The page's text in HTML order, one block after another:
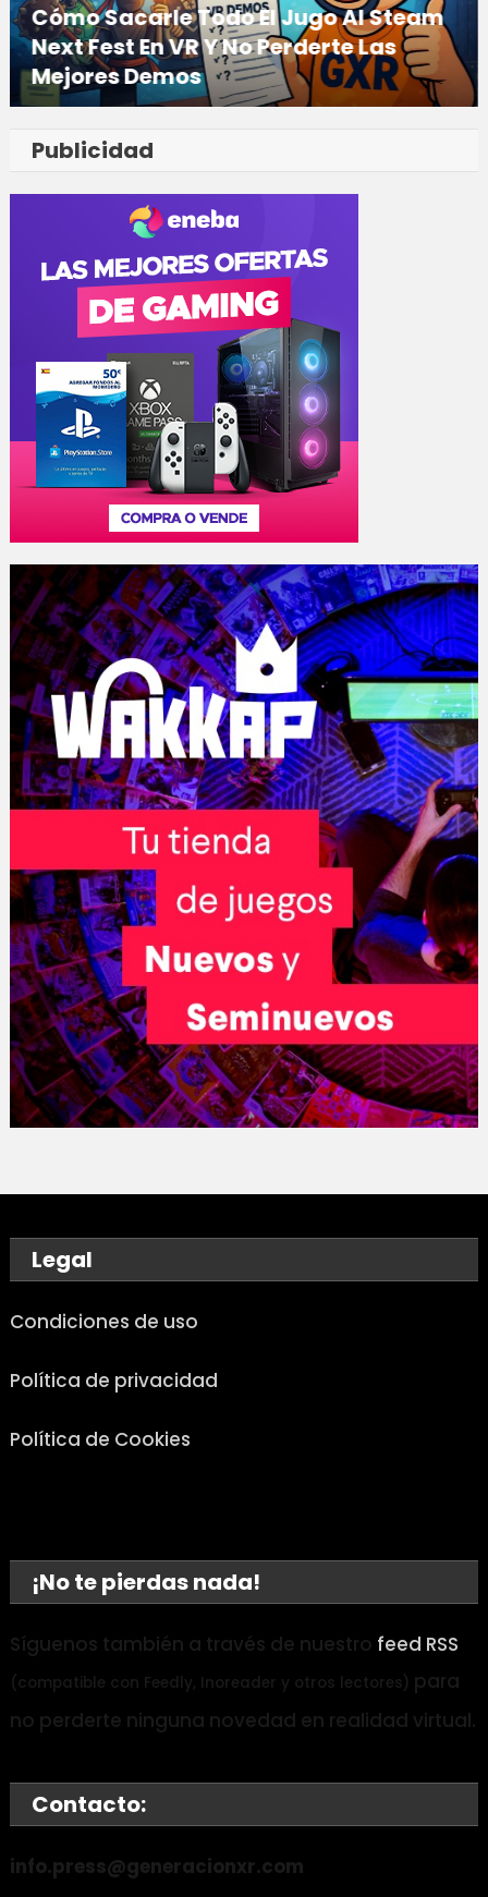
Cómo Sacarle Todo El Jugo Al Steam
Next Fest En VR Y No Perderte Las
Mejores Demos
Publicidad
Legal
Condiciones de uso
Política de privacidad
Política de Cookies
¡No te pierdas nada!
Síguenos también a través de nuestro feed RSS
(compatible con Feedly, Inoreader y otros lectores) para
no perderte ninguna novedad en realidad virtual.
Contacto:
info.press@generacionxr.com